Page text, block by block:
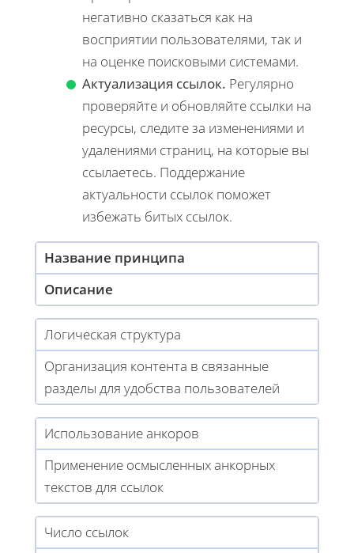
негативно сказаться как на
восприятии пользователями, так и
на оценке поисковыми системами.
Актуализация ссылок. Регулярно
проверяйте и обновляйте ссылки на
ресурсы, следите за изменениями и
удалениями страниц, на которые вы
ссылаетесь. Поддержание
актуальности ссылок поможет
избежать битых ссылок.
Название принципа
Описание
Логическая структура
Организация контента в связанные
разделы для удобства пользователей
Использование анкоров
Применение осмысленных анкорных
текстов для ссылок
Число ссылок